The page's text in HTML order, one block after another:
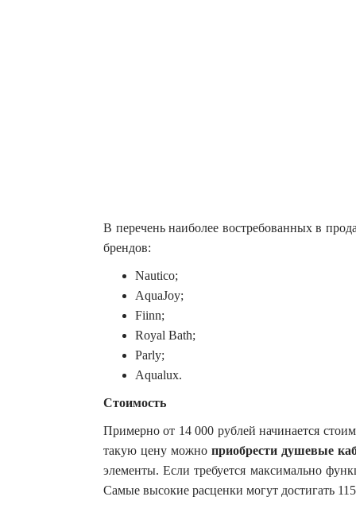
В перечень наиболее востребованных в
брендов:
Nautico;
AquaJoy;
Fiinn;
Royal Bath;
Parly;
Aqualux.
Стоимость
Примерно от 14 000 рублей начинается
такую цену можно приобрести душевые
элементы. Если требуется максимально
Самые высокие расценки могут достигать